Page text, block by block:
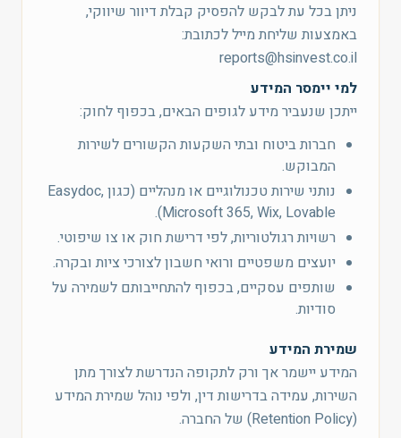
ניתן בכל עת לבקש להפסיק קבלת דיוור שיווקי,
באמצעות שליחת מייל לכתובת:
reports@hsinvest.co.il
למי יימסר המידע
ייתכן שנעביר מידע לגופים הבאים, בכפוף לחוק:
חברות ביטוח ובתי השקעות הקשורים לשירות
המבוקש.
נותני שירות טכנולוגיים או מנהליים (כגון Easydoc,
Microsoft 365, Wix, Lovable).
רשויות רגולטוריות, לפי דרישת חוק או צו שיפוטי.
יועצים משפטיים ורואי חשבון לצורכי ציות ובקרה.
שותפים עסקיים, בכפוף להתחייבותם לשמירה על
סודיות.
שמירת המידע
המידע יישמר אך ורק לתקופה הנדרשת לצורך מתן
השירות, עמידה בדרישות דין, ולפי נוהל שמירת המידע
(Retention Policy) של החברה.